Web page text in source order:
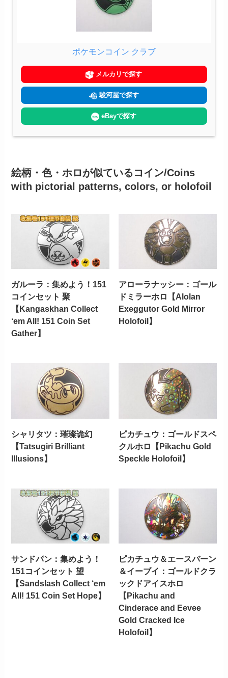
ポケモンコイン クラブ
メルカリで探す
駿河屋で探す
eBayで探す
絵柄・色・ホロが似ているコイン/Coins
with pictorial patterns, colors, or holofoil
ガルーラ：集めよう！151
コインセット 聚
【Kangaskhan Collect
‘em All! 151 Coin Set
Gather】
アローラナッシー：ゴール
ドミラーホロ【Alolan
Exeggutor Gold Mirror
Holofoil】
シャリタツ：璀璨诡幻
【Tatsugiri Brilliant
Illusions】
ピカチュウ：ゴールドスペ
クルホロ【Pikachu Gold
Speckle Holofoil】
サンドパン：集めよう！
151コインセット 望
【Sandslash Collect ‘em
All! 151 Coin Set Hope】
ピカチュウ＆エースバーン
＆イーブイ：ゴールドクラ
ックドアイスホロ
【Pikachu and
Cinderace and Eevee
Gold Cracked Ice
Holofoil】